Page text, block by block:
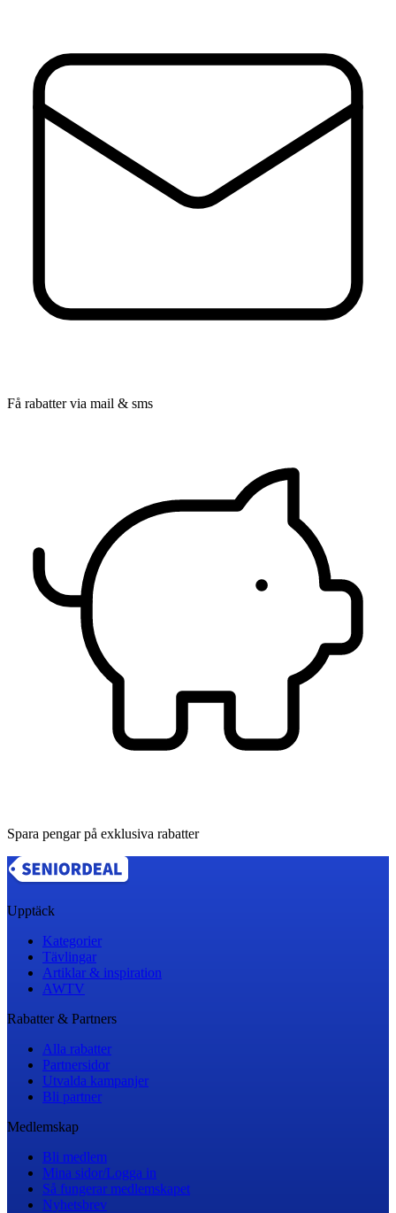
Få rabatter via mail & sms
Spara pengar på exklusiva rabatter
Upptäck
Kategorier
Tävlingar
Artiklar & inspiration
AWTV
Rabatter & Partners
Alla rabatter
Partnersidor
Utvalda kampanjer
Bli partner
Medlemskap
Bli medlem
Mina sidor/Logga in
Så fungerar medlemskapet
Nyhetsbrev